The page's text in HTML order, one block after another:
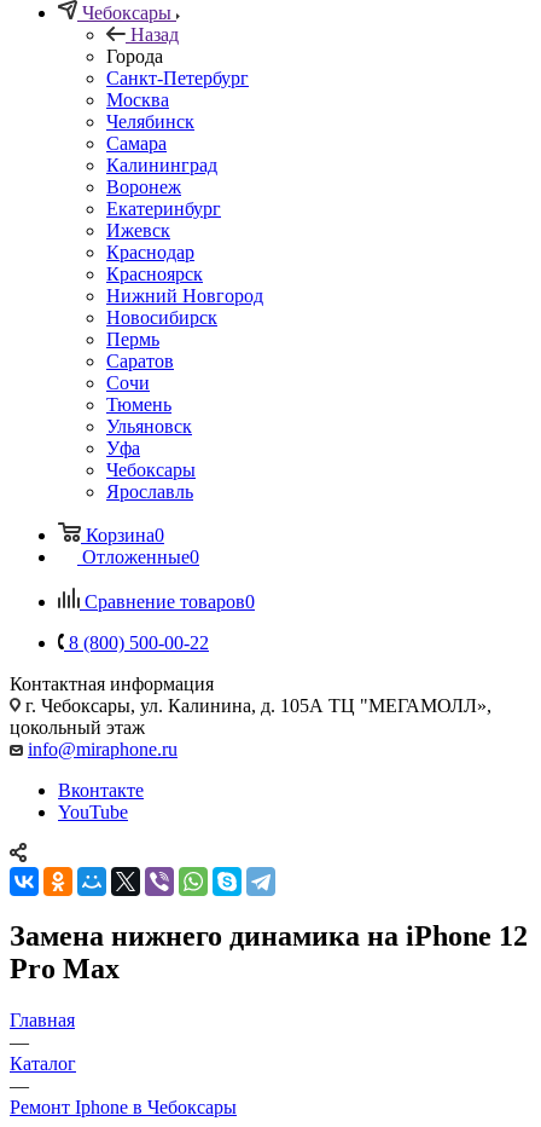
Чебоксары
Назад
Города
Санкт-Петербург
Москва
Челябинск
Самара
Калининград
Воронеж
Екатеринбург
Ижевск
Краснодар
Красноярск
Нижний Новгород
Новосибирск
Пермь
Саратов
Сочи
Тюмень
Ульяновск
Уфа
Чебоксары
Ярославль
Корзина0
Отложенные0
Сравнение товаров0
8 (800) 500-00-22
Контактная информация
г. Чебоксары, ул. Калинина, д. 105А ТЦ "МЕГАМОЛЛ»,
цокольный этаж
info@miraphone.ru
Вконтакте
YouTube
Замена нижнего динамика на iPhone 12
Pro Max
Главная
—
Каталог
—
Ремонт Iphone в Чебоксары